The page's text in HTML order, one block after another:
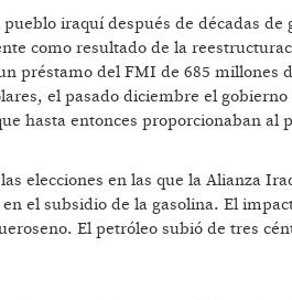
iraquí después de décadas
como resultado de la
préstamo del FMI de 685 millones
el pasado diciembre el
hasta entonces proporcionaban al
elecciones en las que la Alianza
el subsidio de la gasolina. El
El petróleo subió de tres